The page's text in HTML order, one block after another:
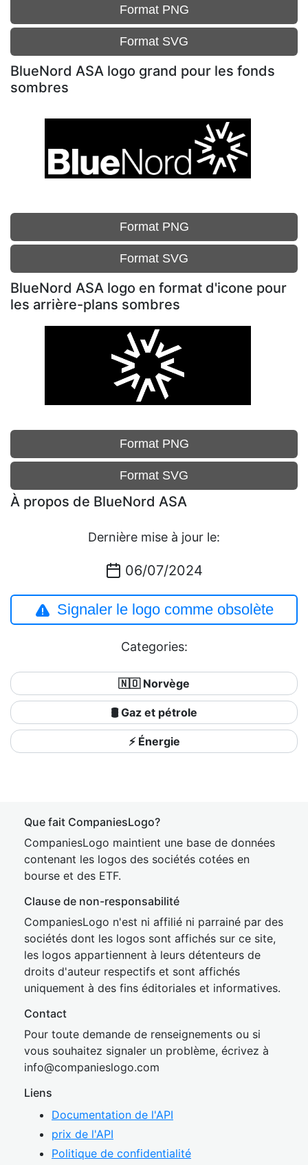
Format PNG
Format SVG
BlueNord ASA logo grand pour les fonds
sombres
Format PNG
Format SVG
BlueNord ASA logo en format d'icone pour
les arrière-plans sombres
Format PNG
Format SVG
À propos de BlueNord ASA
Dernière mise à jour le:
06/07/2024
Signaler le logo comme obsolète
Categories:
🇳🇴 Norvège
🛢 Gaz et pétrole
⚡ Énergie
Que fait CompaniesLogo?
CompaniesLogo maintient une base de données
contenant les logos des sociétés cotées en
bourse et des ETF.
Clause de non-responsabilité
CompaniesLogo n'est ni affilié ni parrainé par des
sociétés dont les logos sont affichés sur ce site,
les logos appartiennent à leurs détenteurs de
droits d'auteur respectifs et sont affichés
uniquement à des fins éditoriales et informatives.
Contact
Pour toute demande de renseignements ou si
vous souhaitez signaler un problème, écrivez à
info@companieslogo.com
Liens
Documentation de l'API
prix de l'API
Politique de confidentialité